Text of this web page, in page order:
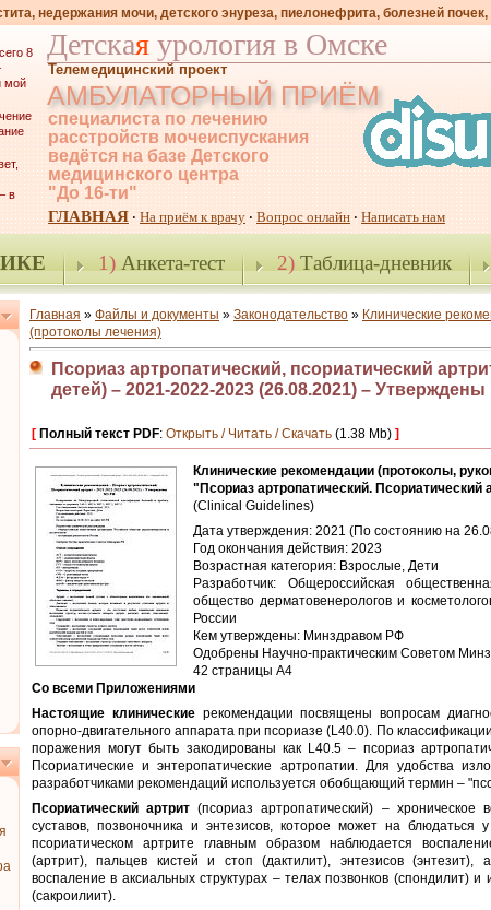
недержания мочи, детского энуреза, пиелонефрита, болезней
8
мой
в
Детская урология в Омске
Телемедицинский проект
АМБУЛАТОРНЫЙ ПРИЁМ
специалиста по лечению
расстройств мочеиспускания
ведётся на базе Детского
медицинского центра
"До 16-ти"
ГЛАВНАЯ · На приём к врачу · Вопрос онлайн · Написать нам
1)Анкета-тест 2)Таблица-дневник
Главная » Файлы и документы » Законодательство » Клинические
(протоколы лечения)
Псориаз артропатический, псориатический
детей) – 2021-2022-2023 (26.08.2021) –
[ Полный текст PDF: Открыть / Читать / Скачать (1.38 Mb) ]
Клинические рекомендации (протоколы,
"Псориаз артропатический. Псориатический
(Clinical Guidelines)
Дата утверждения: 2021 (По состоянию на
Год окончания действия: 2023
Возрастная категория: Взрослые, Дети
Разработчик: Общероссийская
общество дерматовенерологов и
России
Кем утверждены: Минздравом РФ
Одобрены Научно-практическим Советом
42 страницы А4
Со всеми Приложениями
Настоящие клиническиерекомендации посвящены вопросам
опорно-двигательного аппарата при псориазе (L40.0). По
поражения могут быть закодированы как L40.5 – псориаз
Псориатические и энтеропатические артропатии. Для удобства
разработчиками рекомендаций используется обобщающий термин –
Псориатический артрит (псориаз артропатический) – хроническое
суставов, позвоночника и энтезисов, которое может на
псориатическом артрите главным образом наблюдается
(артрит), пальцев кистей и стоп (дактилит), энтезисов (энтезит),
воспаление в аксиальных структурах – телах позвонков (спондилит) и
(сакроилиит).